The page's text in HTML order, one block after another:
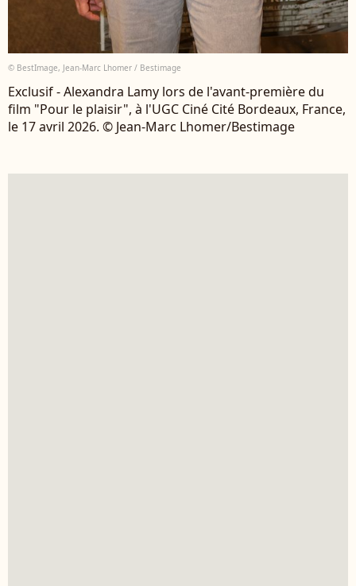
© BestImage, Jean-Marc Lhomer / Bestimage
Exclusif - Alexandra Lamy lors de l'avant-première du
film "Pour le plaisir", à l'UGC Ciné Cité Bordeaux, France,
le 17 avril 2026. © Jean-Marc Lhomer/Bestimage